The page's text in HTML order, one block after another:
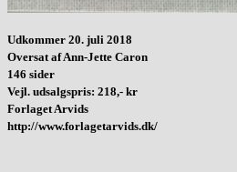
Udkommer 20. juli 2018
Oversat af Ann-Jette Caron
146 sider
Vejl. udsalgspris: 218,- kr
Forlaget Arvids
http://www.forlagetarvids.dk/